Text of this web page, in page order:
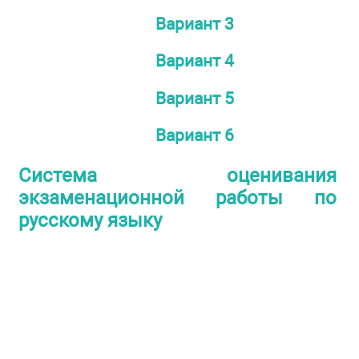
Вариант 3
Вариант 4
Вариант 5
Вариант 6
Система оценивания
экзаменационной работы по
русскому языку